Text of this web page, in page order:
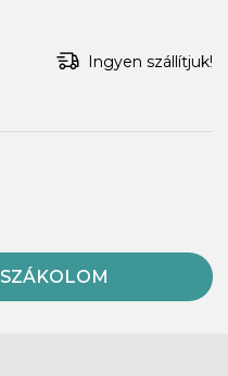
Ingyen szállítjuk!
SZÁKOLOM